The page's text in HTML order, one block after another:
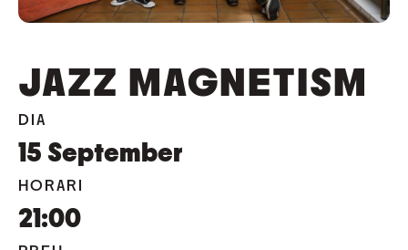
JAZZ MAGNETISM
DIA
15 September
HORARI
21:00